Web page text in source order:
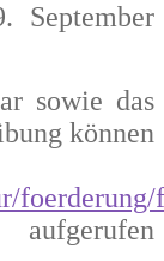
September
sowie das
können